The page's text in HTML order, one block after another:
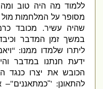
ללמוד מה היה טוב ומה
מסופר על המלחמות מול
שהיה עשיר.מכובד
במשך זמן המדבר וכיבדם
ליתרו שלמדו ממנו: “
ידעת חנתנו במדבר
הכובש את יצרו כנגד
להתאונן: '
" כמתאננים"
–